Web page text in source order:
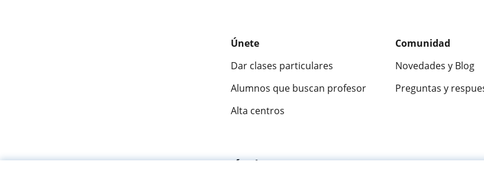
Únete
Dar clases particulares
Alumnos que buscan profesor
Alta centros
Comunidad
Novedades y Blog
Preguntas y
Fantástica 9,5/10 ★★★★★